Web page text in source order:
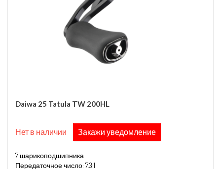
Daiwa 25 Tatula TW 200HL
Нет в наличии Закажи уведомление
7 шарикоподшипника
Передаточное число: 7.3:1